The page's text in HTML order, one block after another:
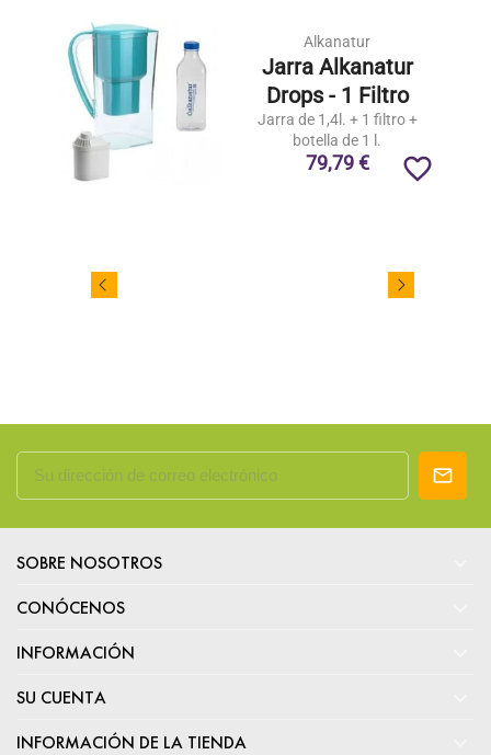
Alkanatur
Jarra Alkanatur
Drops - 1 Filtro
Jarra de 1,4l. + 1 filtro +
botella de 1 l.
79,79 € favorite_border
SOBRE NOSOTROS
CONÓCENOS
INFORMACIÓN
SU CUENTA
INFORMACIÓN DE LA TIENDA